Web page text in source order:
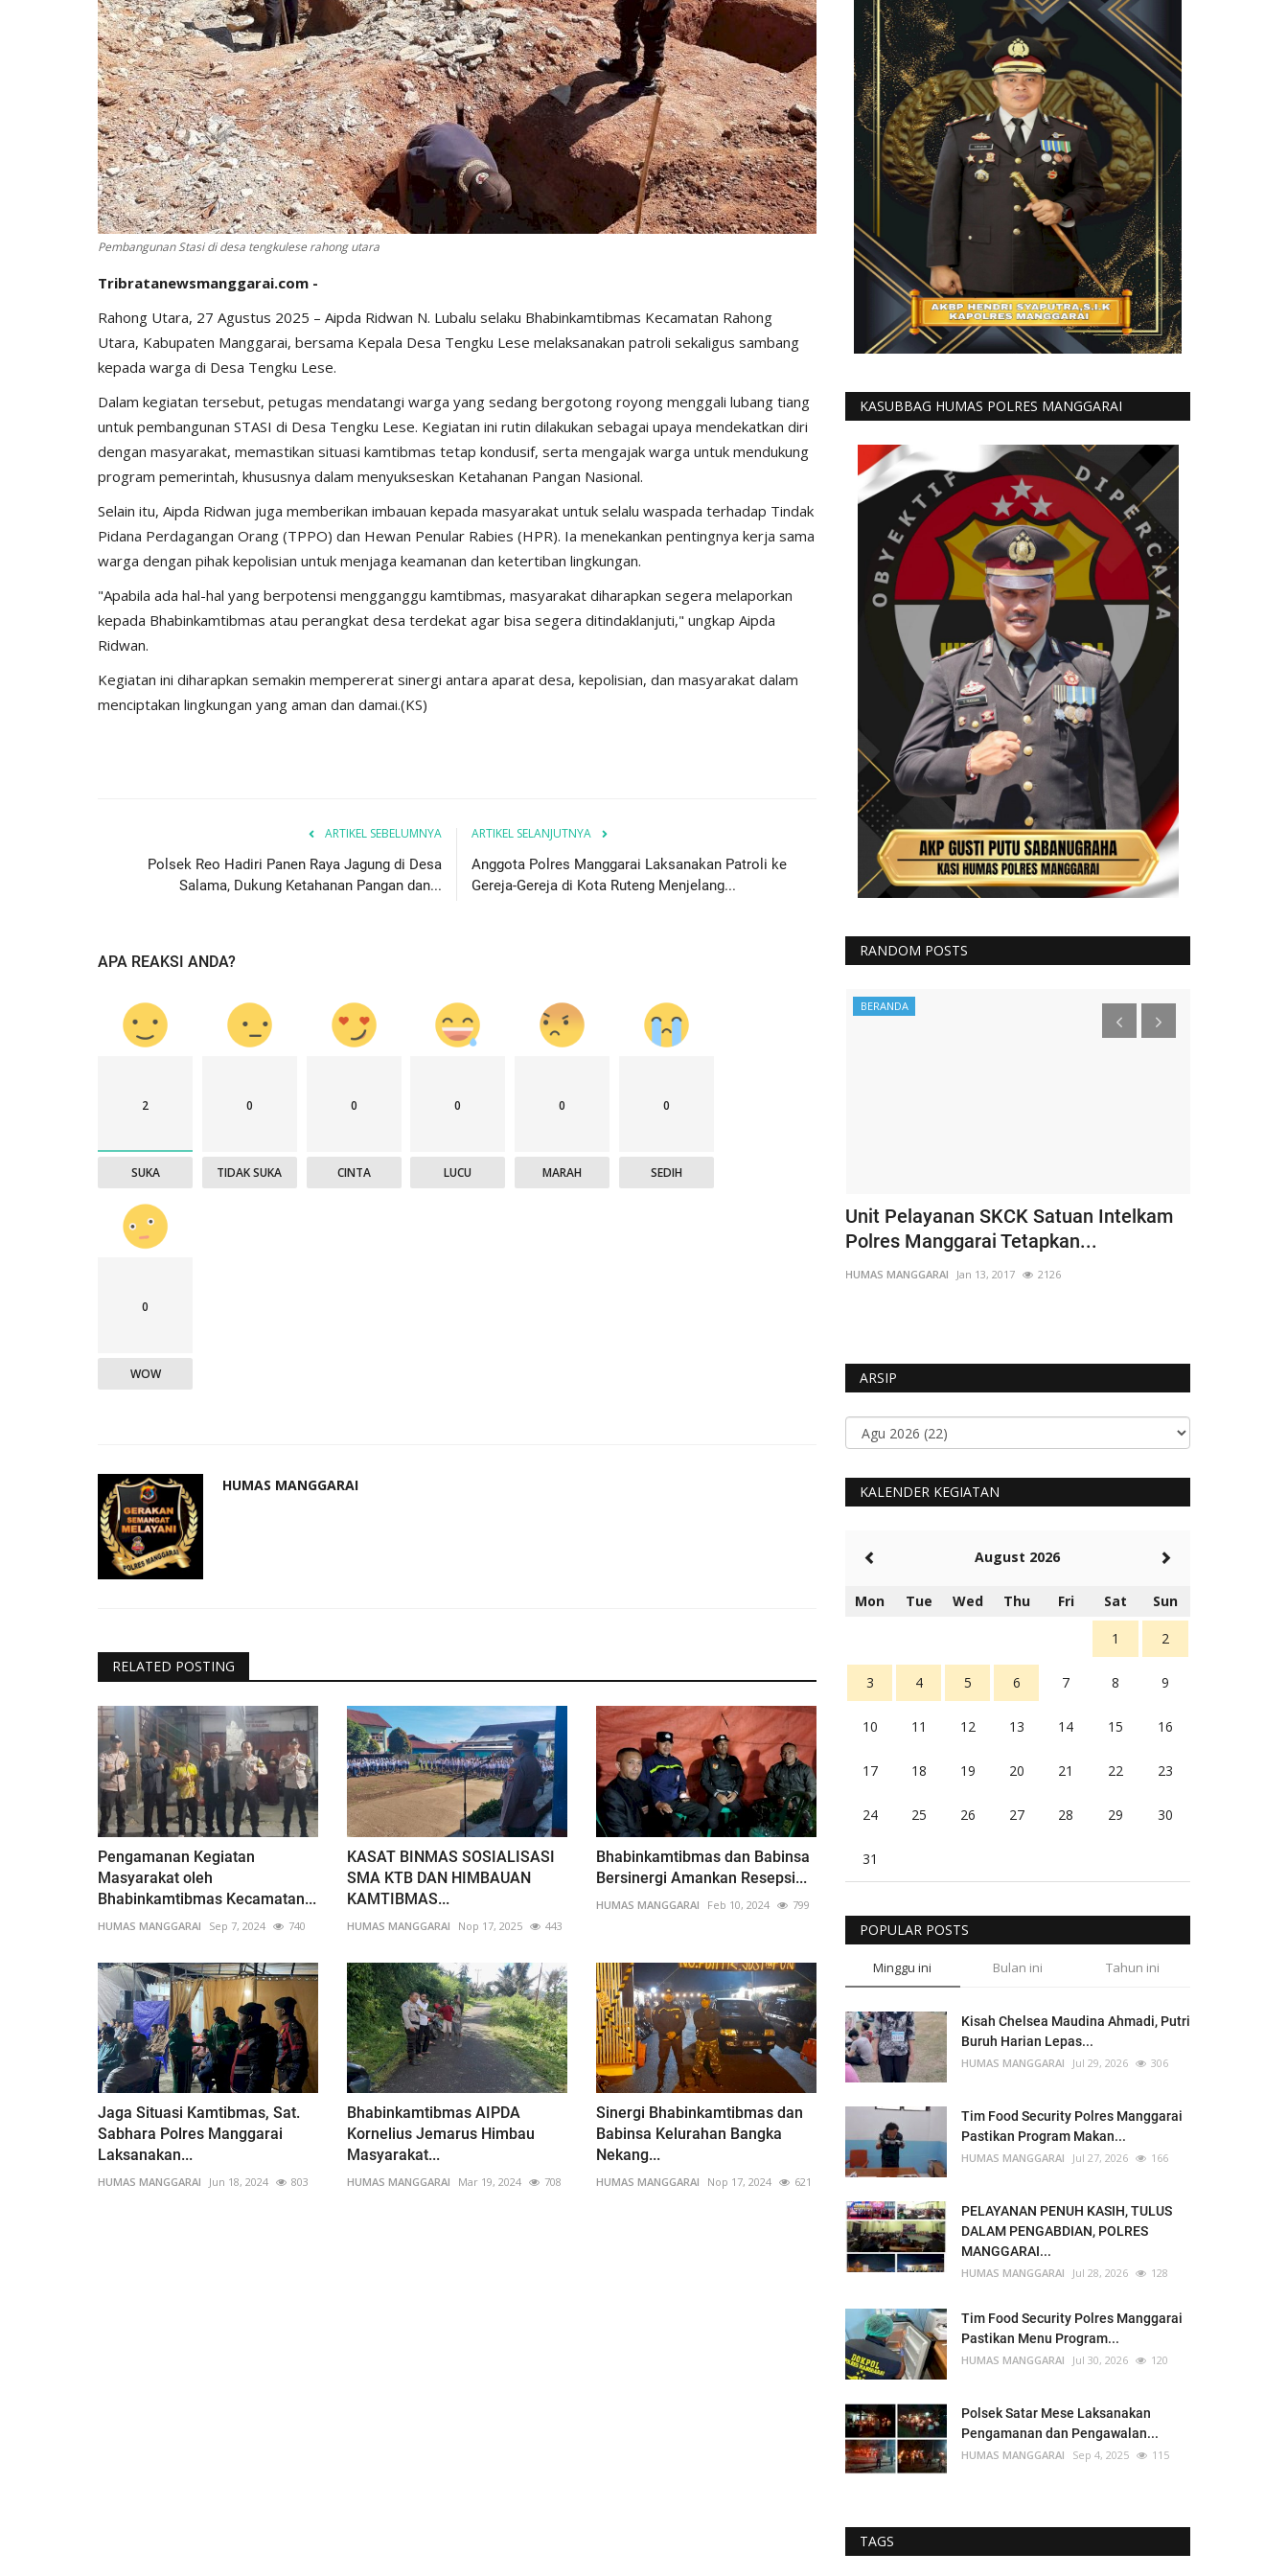
Pembangunan Stasi di desa tengkulese rahong utara
Tribratanewsmanggarai.com -
Rahong Utara, 27 Agustus 2025 – Aipda Ridwan N. Lubalu selaku Bhabinkamtibmas Kecamatan Rahong
Utara, Kabupaten Manggarai, bersama Kepala Desa Tengku Lese melaksanakan patroli sekaligus sambang
kepada warga di Desa Tengku Lese.
Dalam kegiatan tersebut, petugas mendatangi warga yang sedang bergotong royong menggali lubang tiang
untuk pembangunan STASI di Desa Tengku Lese. Kegiatan ini rutin dilakukan sebagai upaya mendekatkan diri
dengan masyarakat, memastikan situasi kamtibmas tetap kondusif, serta mengajak warga untuk mendukung
program pemerintah, khususnya dalam menyukseskan Ketahanan Pangan Nasional.
Selain itu, Aipda Ridwan juga memberikan imbauan kepada masyarakat untuk selalu waspada terhadap Tindak
Pidana Perdagangan Orang (TPPO) dan Hewan Penular Rabies (HPR). Ia menekankan pentingnya kerja sama
warga dengan pihak kepolisian untuk menjaga keamanan dan ketertiban lingkungan.
"Apabila ada hal-hal yang berpotensi mengganggu kamtibmas, masyarakat diharapkan segera melaporkan
kepada Bhabinkamtibmas atau perangkat desa terdekat agar bisa segera ditindaklanjuti," ungkap Aipda
Ridwan.
Kegiatan ini diharapkan semakin mempererat sinergi antara aparat desa, kepolisian, dan masyarakat dalam
menciptakan lingkungan yang aman dan damai.(KS)
ARTIKEL SEBELUMNYA
Polsek Reo Hadiri Panen Raya Jagung di Desa
Salama, Dukung Ketahanan Pangan dan...
ARTIKEL SELANJUTNYA
Anggota Polres Manggarai Laksanakan Patroli ke
Gereja-Gereja di Kota Ruteng Menjelang...
APA REAKSI ANDA?
2
SUKA
0
TIDAK SUKA
0
CINTA
0
LUCU
0
MARAH
0
SEDIH
0
WOW
HUMAS MANGGARAI
RELATED POSTING
Pengamanan Kegiatan
Masyarakat oleh
Bhabinkamtibmas Kecamatan...
HUMAS MANGGARAI Sep 7, 2024 740
KASAT BINMAS SOSIALISASI
SMA KTB DAN HIMBAUAN
KAMTIBMAS...
HUMAS MANGGARAI Nop 17, 2025 443
Bhabinkamtibmas dan Babinsa
Bersinergi Amankan Resepsi...
HUMAS MANGGARAI Feb 10, 2024 799
Jaga Situasi Kamtibmas, Sat.
Sabhara Polres Manggarai
Laksanakan...
HUMAS MANGGARAI Jun 18, 2024 803
Bhabinkamtibmas AIPDA
Kornelius Jemarus Himbau
Masyarakat...
HUMAS MANGGARAI Mar 19, 2024 708
Sinergi Bhabinkamtibmas dan
Babinsa Kelurahan Bangka
Nekang...
HUMAS MANGGARAI Nop 17, 2024 621
KASUBBAG HUMAS POLRES MANGGARAI
RANDOM POSTS
Manggarai
Jurnal Kamtibmas
Bhabinkamtibmas Laksanakan Patroli
dan Penanganan Awal...
Polisi Kita BERANDA
Unit Pelayanan SKCK Satuan Intelkam
Polres Manggarai Tetapkan...
HUMAS MANGGARAI Jan 13, 2017 2126
ARSIP
KALENDER KEGIATAN
August 2026
Mon Tue Wed Thu Fri Sat Sun
1 2
3 4 5 6 7 8 9
10 11 12 13 14 15 16
17 18 19 20 21 22 23
24 25 26 27 28 29 30
31
POPULAR POSTS
Minggu ini Bulan ini Tahun ini
Kisah Chelsea Maudina Ahmadi, Putri
Buruh Harian Lepas...
HUMAS MANGGARAI Jul 29, 2026 306
Tim Food Security Polres Manggarai
Pastikan Program Makan...
HUMAS MANGGARAI Jul 27, 2026 166
PELAYANAN PENUH KASIH, TULUS
DALAM PENGABDIAN, POLRES
MANGGARAI...
HUMAS MANGGARAI Jul 28, 2026 128
Tim Food Security Polres Manggarai
Pastikan Menu Program...
HUMAS MANGGARAI Jul 30, 2026 120
Polsek Satar Mese Laksanakan
Pengamanan dan Pengawalan...
HUMAS MANGGARAI Sep 4, 2025 115
TAGS